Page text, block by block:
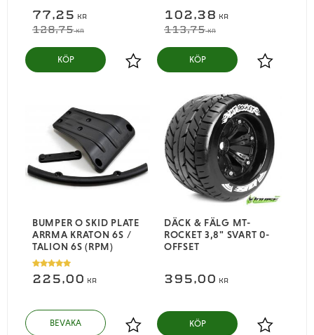
77,25 KR
128,75KR
Lägg till i favoriter
KÖP
102,38 KR
113,75KR
Lägg till i
KÖP
BUMPER O SKID PLATE
ARRMA KRATON 6S /
TALION 6S (RPM)
225,00 KR
DÄCK & FÄLG MT-
ROCKET 3,8" SVART 0-
OFFSET
395,00 KR
KÖP